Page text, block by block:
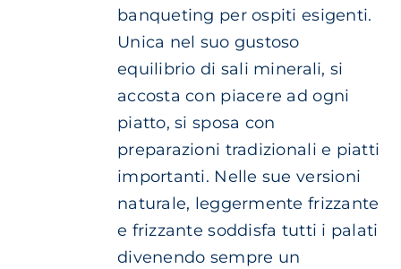
banqueting per ospiti esigenti.
Unica nel suo gustoso
equilibrio di sali minerali, si
accosta con piacere ad ogni
piatto, si sposa con
preparazioni tradizionali e piatti
importanti. Nelle sue versioni
naturale, leggermente frizzante
e frizzante soddisfa tutti i palati
divenendo sempre un